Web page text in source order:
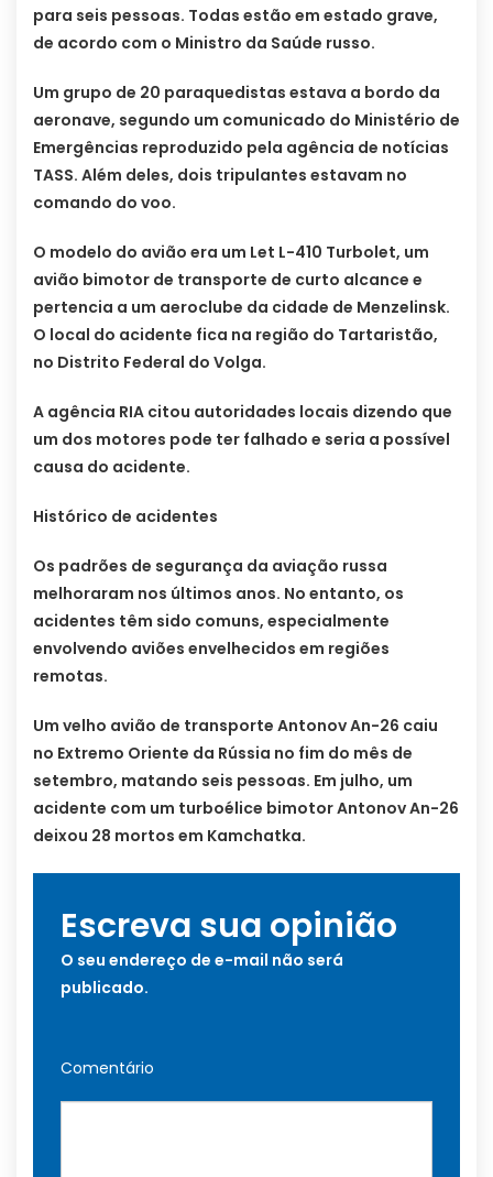
para seis pessoas. Todas estão em estado grave,
de acordo com o Ministro da Saúde russo.
Um grupo de 20 paraquedistas estava a bordo da
aeronave, segundo um comunicado do Ministério de
Emergências reproduzido pela agência de notícias
TASS. Além deles, dois tripulantes estavam no
comando do voo.
O modelo do avião era um Let L-410 Turbolet, um
avião bimotor de transporte de curto alcance e
pertencia a um aeroclube da cidade de Menzelinsk.
O local do acidente fica na região do Tartaristão,
no Distrito Federal do Volga.
A agência RIA citou autoridades locais dizendo que
um dos motores pode ter falhado e seria a possível
causa do acidente.
Histórico de acidentes
Os padrões de segurança da aviação russa
melhoraram nos últimos anos. No entanto, os
acidentes têm sido comuns, especialmente
envolvendo aviões envelhecidos em regiões
remotas.
Um velho avião de transporte Antonov An-26 caiu
no Extremo Oriente da Rússia no fim do mês de
setembro, matando seis pessoas. Em julho, um
acidente com um turboélice bimotor Antonov An-26
deixou 28 mortos em Kamchatka.
Escreva sua opinião
O seu endereço de e-mail não será
publicado.
Comentário